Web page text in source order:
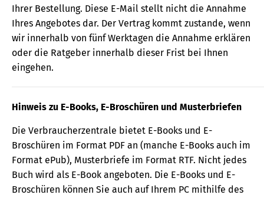
Ihrer Bestellung. Diese E-Mail stellt nicht die Annahme
Ihres Angebotes dar. Der Vertrag kommt zustande, wenn
wir innerhalb von fünf Werktagen die Annahme erklären
oder die Ratgeber innerhalb dieser Frist bei Ihnen
eingehen.
Hinweis zu E-Books, E-Broschüren und Musterbriefen
Die Verbraucherzentrale bietet E-Books und E-
Broschüren im Format PDF an (manche E-Books auch im
Format ePub), Musterbriefe im Format RTF. Nicht jedes
Buch wird als E-Book angeboten. Die E-Books und E-
Broschüren können Sie auch auf Ihrem PC mithilfe des